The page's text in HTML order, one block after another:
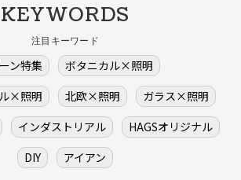
KEYWORDS
注目キーワード
ン特集
ボタニカル×照明
×照明
北欧×照明
ガラス×照明
インダストリアル
HAGSオリジナル
DIY
アイアン